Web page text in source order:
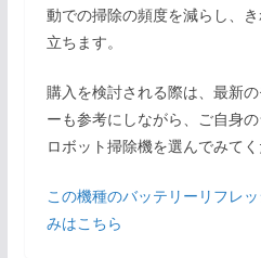
動での掃除の頻度を減らし、
立ちます。
購入を検討される際は、最新
ーも参考にしながら、ご自身
ロボット掃除機を選んでみてく
この機種のバッテリーリフレ
みはこちら